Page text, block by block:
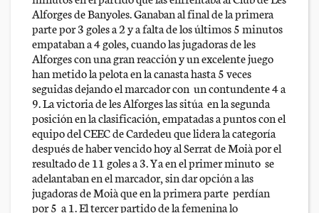
Alforges de Banyoles. Ganaban al final de la primera
parte por 3 goles a 2 y a falta de los últimos 5 minutos
empataban a 4 goles, cuando las jugadoras de les
Alforges con una gran reacción y un excelente juego
han metido la pelota en la canasta hasta 5 veces
seguidas dejando el marcador con un contundente 4 a
9. La victoria de les Alforges las sitúa en la segunda
posición en la clasificación, empatadas a puntos con el
equipo del CEEC de Cardedeu que lidera la categoría
después de haber vencido hoy al Serrat de Moià por el
resultado de 11 goles a 3. Ya en el primer minuto se
adelantaban en el marcador, sin dar opción a las
jugadoras de Moià que en la primera parte perdían
por 5 a 1. El tercer partido de la femenina lo